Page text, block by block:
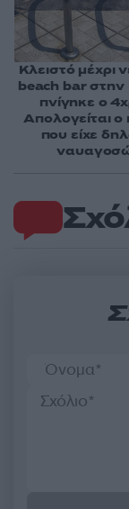
Κλειστό μέχρι
beach bar
πνίγηκε ο
Απολογείται ο
που είχε